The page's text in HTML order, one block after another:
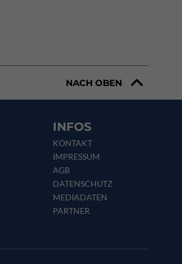
NACH OBEN
INFOS
KONTAKT
IMPRESSUM
AGB
DATENSCHUTZ
MEDIADATEN
PARTNER